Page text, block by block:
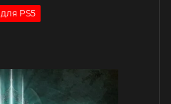
для PS5